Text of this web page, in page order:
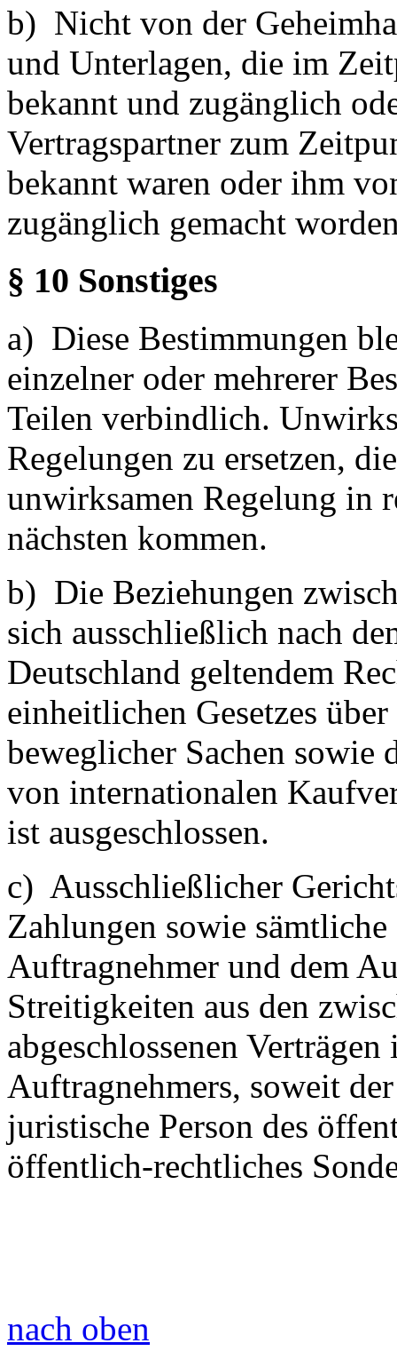
b) Nicht von der
und Unterlagen, die im
bekannt und zugänglich
Vertragspartner zum
bekannt waren oder ihm
zugänglich gemacht
§ 10 Sonstiges
a) Diese Bestimmungen
einzelner oder mehrerer
Teilen verbindlich.
Regelungen zu ersetzen,
unwirksamen Regelung in
nächsten kommen.
b) Die Beziehungen
sich ausschließlich nach
Deutschland geltendem
einheitlichen Gesetzes
beweglicher Sachen sowie
von internationalen
ist ausgeschlossen.
c) Ausschließlicher
Zahlungen sowie
Auftragnehmer und dem
Streitigkeiten aus den
abgeschlossenen
Auftragnehmers, soweit
juristische Person des
öffentlich-rechtliches
nach oben